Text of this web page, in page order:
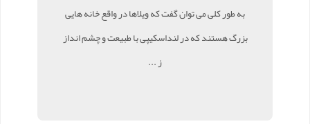
به طور کلی می توان گفت که ویلاها در واقع خانه هایی
بزرگ هستند که در لنداسکیپی با طبیعت و چشم انداز
ز ...